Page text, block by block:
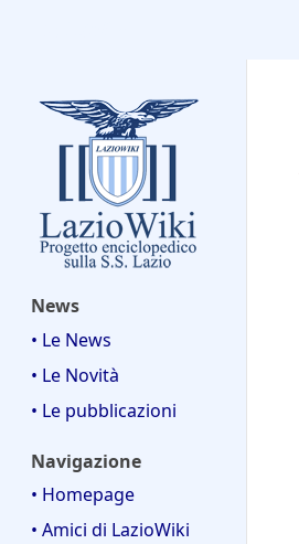
News
• Le News
• Le Novità
• Le pubblicazioni
Navigazione
• Homepage
• Amici di LazioWiki